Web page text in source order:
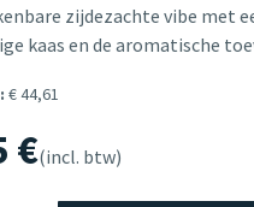
zijdezachte vibe met
kaas en de aromatische
€ 44,61
€(incl. btw)